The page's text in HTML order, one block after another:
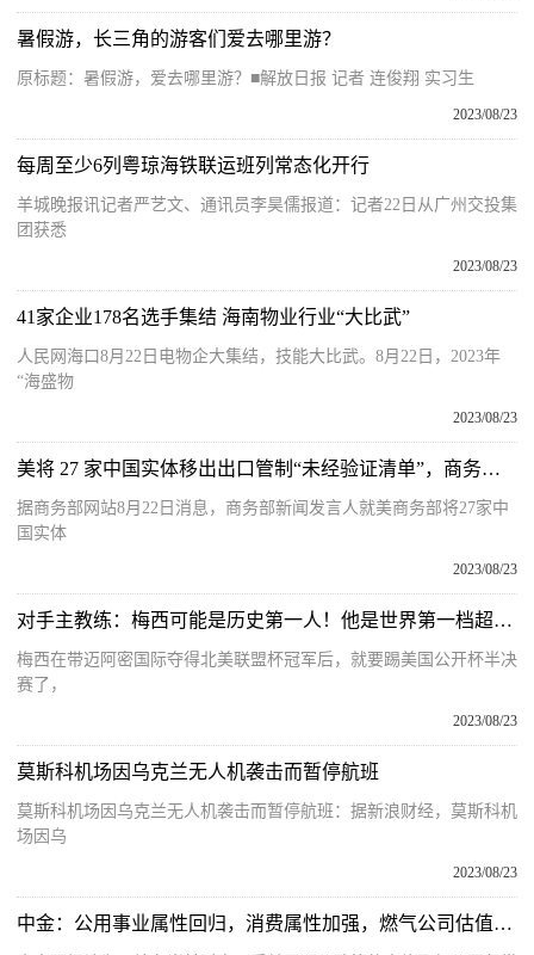
暑假游，长三角的游客们爱去哪里游？
原标题：暑假游，爱去哪里游？■解放日报 记者 连俊翔 实习生
2023/08/23
每周至少6列粤琼海铁联运班列常态化开行
羊城晚报讯记者严艺文、通讯员李昊儒报道：记者22日从广州交投集
团获悉
2023/08/23
41家企业178名选手集结 海南物业行业“大比武”
人民网海口8月22日电物企大集结，技能大比武。8月22日，2023年
“海盛物
2023/08/23
美将 27 家中国实体移出出口管制“未经验证清单”，商务部回应
据商务部网站8月22日消息，商务部新闻发言人就美商务部将27家中
国实体
2023/08/23
对手主教练：梅西可能是历史第一人！他是世界第一档超巨！
梅西在带迈阿密国际夺得北美联盟杯冠军后，就要踢美国公开杯半决
赛了，
2023/08/23
莫斯科机场因乌克兰无人机袭击而暂停航班
莫斯科机场因乌克兰无人机袭击而暂停航班：据新浪财经，莫斯科机
场因乌
2023/08/23
中金：公用事业属性回归，消费属性加强，燃气公司估值有望开始修复